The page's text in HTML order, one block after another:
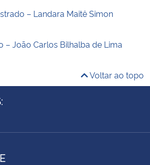
– Landara Maitê Simon
– João Carlos Bilhalba de Lima
Voltar ao topo